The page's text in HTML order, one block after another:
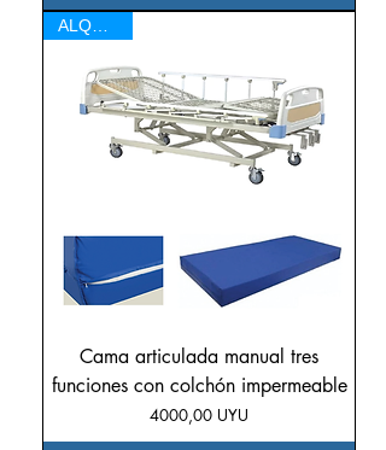
Cama articulada manual tres
funciones con colchón impermeable
Precio
4000,00 UYU